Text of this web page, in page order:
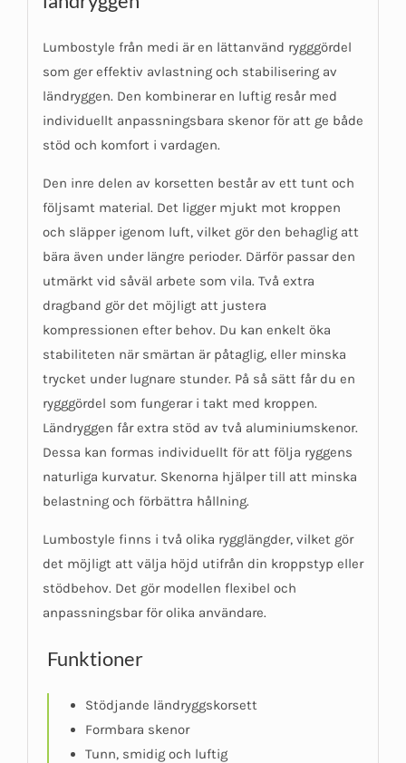
Lumbostyle från medi är en lättanvänd rygggördel
som ger effektiv avlastning och stabilisering av
ländryggen. Den kombinerar en luftig resår med
individuellt anpassningsbara skenor för att ge både
stöd och komfort i vardagen.
Den inre delen av korsetten består av ett tunt och
följsamt material. Det ligger mjukt mot kroppen
och släpper igenom luft, vilket gör den behaglig att
bära även under längre perioder. Därför passar den
utmärkt vid såväl arbete som vila. Två extra
dragband gör det möjligt att justera
kompressionen efter behov. Du kan enkelt öka
stabiliteten när smärtan är påtaglig, eller minska
trycket under lugnare stunder. På så sätt får du en
rygggördel som fungerar i takt med kroppen.
Ländryggen får extra stöd av två aluminiumskenor.
Dessa kan formas individuellt för att följa ryggens
naturliga kurvatur. Skenorna hjälper till att minska
belastning och förbättra hållning.
Lumbostyle finns i två olika rygglängder, vilket gör
det möjligt att välja höjd utifrån din kroppstyp eller
stödbehov. Det gör modellen flexibel och
anpassningsbar för olika användare.
Funktioner
Stödjande ländryggskorsett
Formbara skenor
Tunn, smidig och luftig